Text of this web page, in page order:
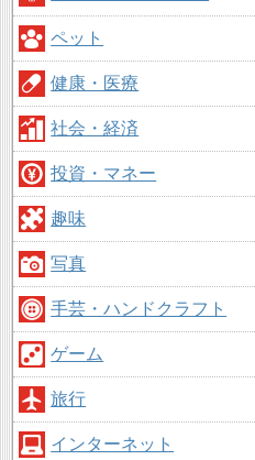
ペット
健康・医療
社会・経済
投資・マネー
趣味
写真
手芸・ハンドクラフト
ゲーム
旅行
インターネット